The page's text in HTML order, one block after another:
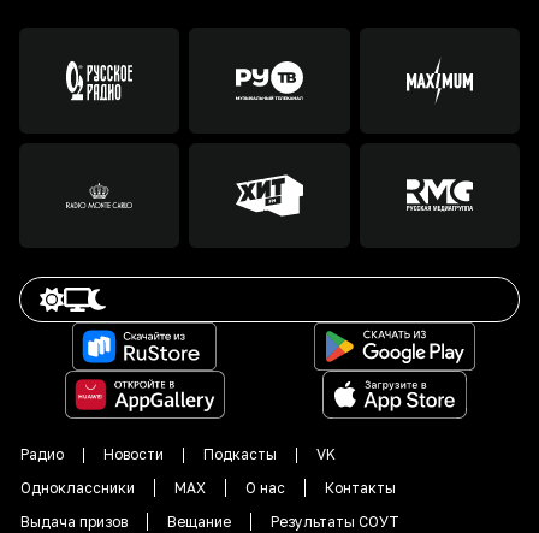
Радио Новости Подкасты
VK
Одноклассники
MAX О нас
Контакты
Выдача призов
Вещание Результаты СОУТ